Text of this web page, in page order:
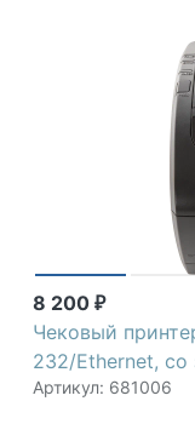
8 200 ₽
Чековый
232/Ethernet, со
Артикул: 681006